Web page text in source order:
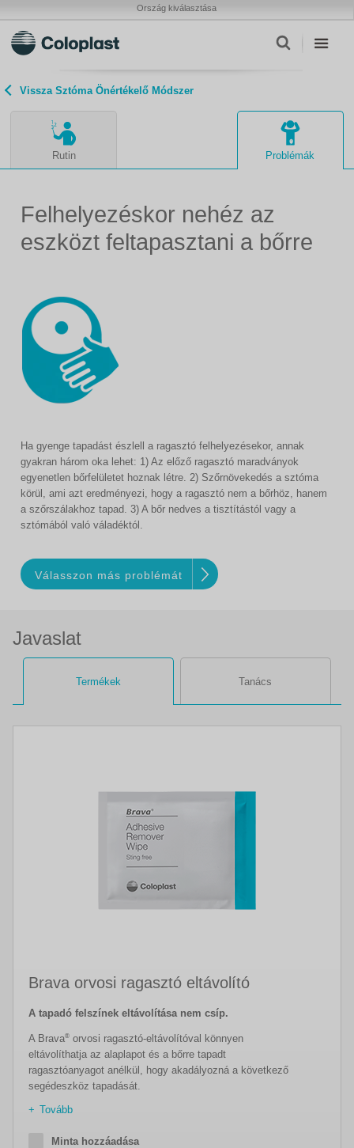
Ország kiválasztása
Vissza Sztóma Önértékelő Módszer
Rutin Problémák
Felhelyezéskor nehéz az
eszközt feltapasztani a bőrre
Ha gyenge tapadást észlell a ragasztó felhelyezésekor, annak
gyakran három oka lehet: 1) Az előző ragasztó maradványok
egyenetlen bőrfelületet hoznak létre. 2) Szőrnövekedés a sztóma
körül, ami azt eredményezi, hogy a ragasztó nem a bőrhöz, hanem
a szőrszálakhoz tapad. 3) A bőr nedves a tisztítástól vagy a
sztómából való váladéktól.
Válasszon más problémát
Javaslat
Termékek Tanács
Brava orvosi ragasztó eltávolító
A tapadó felszínek eltávolítása nem csíp.
A Brava®orvosi ragasztó-eltávolítóval könnyen
eltávolíthatja az alaplapot és a bőrre tapadt
ragasztóanyagot anélkül, hogy akadályozná a következő
segédeszköz tapadását.
Tovább
Minta hozzáadása